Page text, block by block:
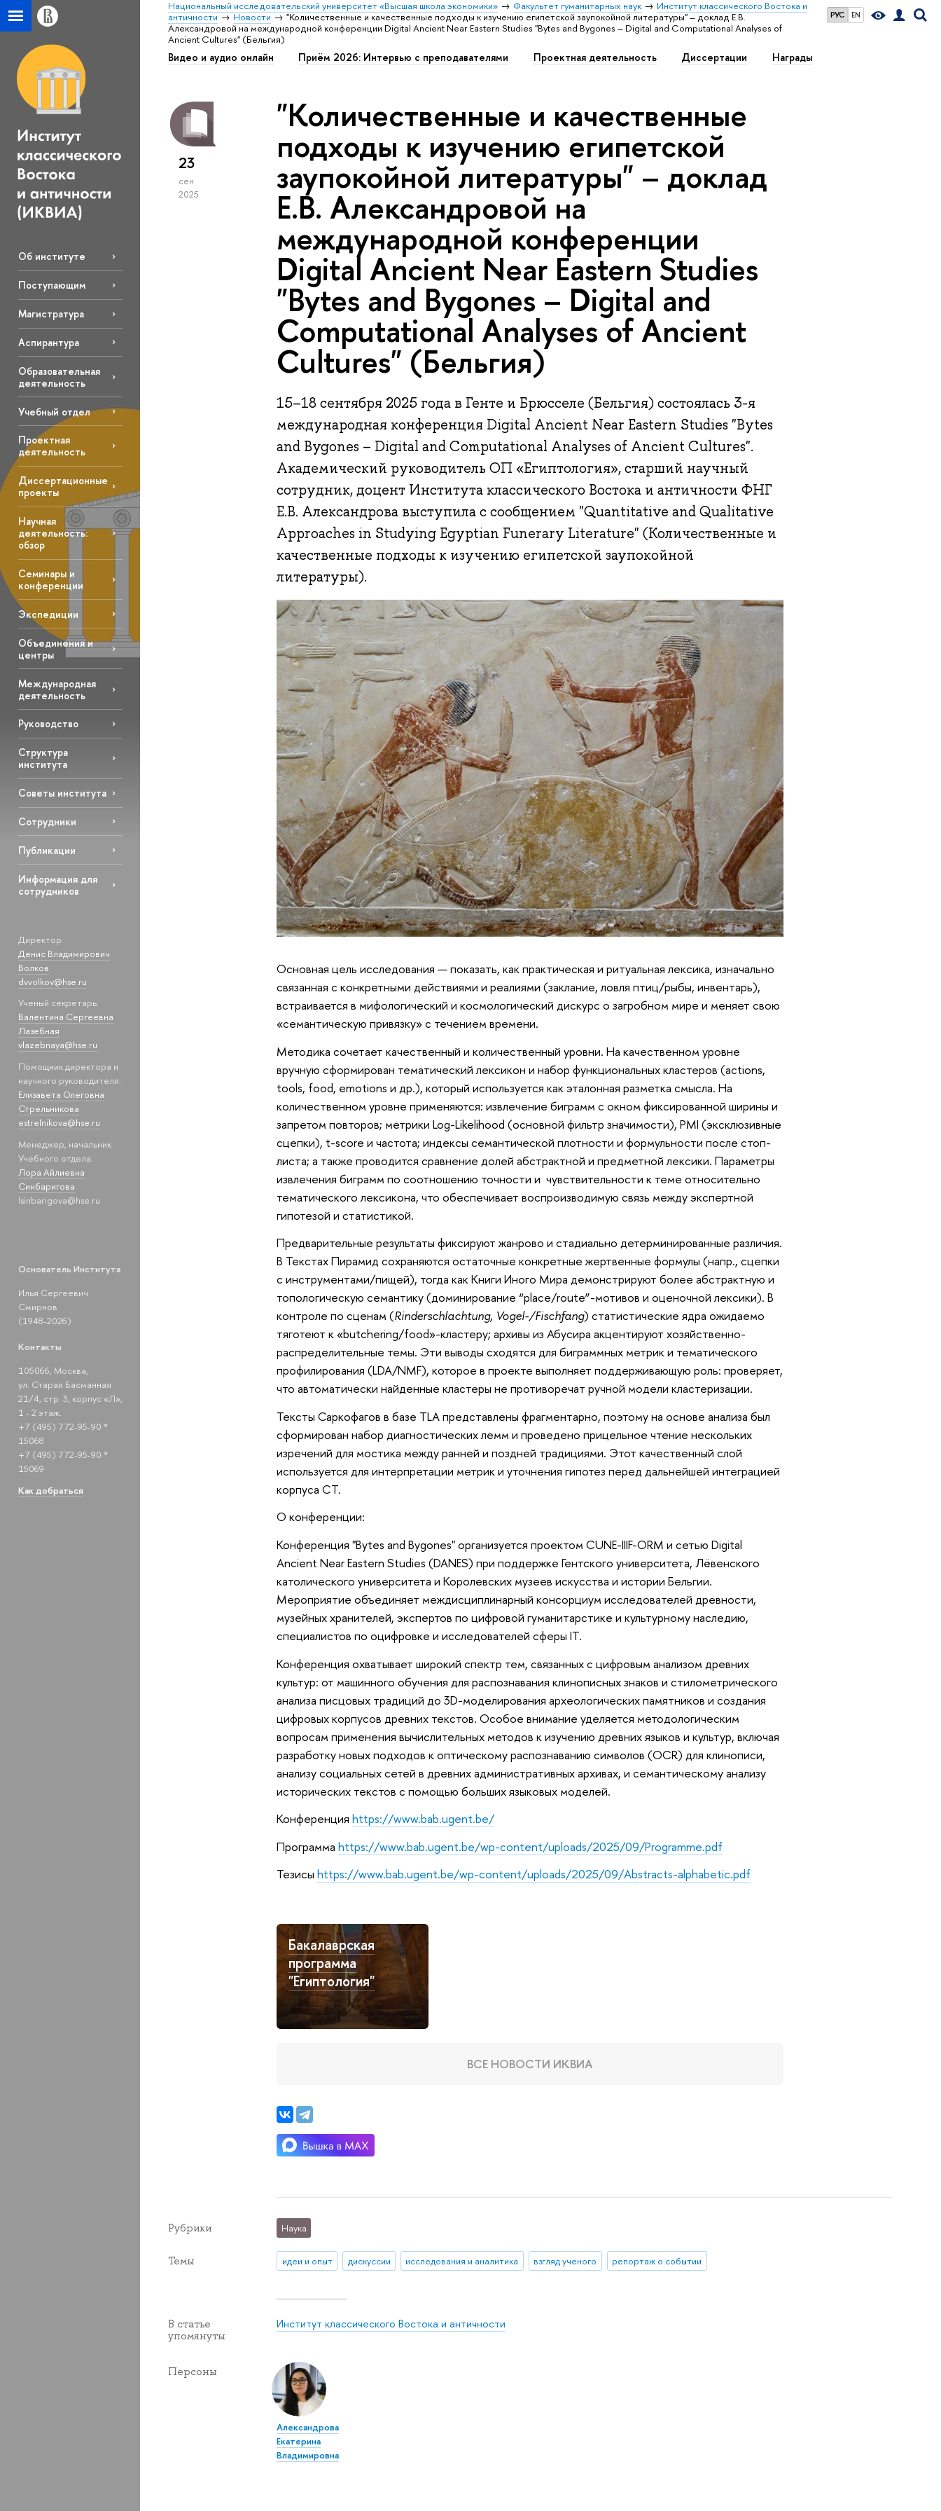
РУС EN
Национальный исследовательский университет «Высшая школа экономики» Факультет гуманитарных наук
Институт классического Востока и
античности
Новости
"Количественные и качественные подходы к изучению египетской заупокойной литературы" – доклад Е.В.
Александровой на международной конференции Digital Ancient Near Eastern Studies "Bytes and Bygones – Digital and Computational Analyses of
Ancient Cultures" (Бельгия)
Об институте
Поступающим
Магистратура
Аспирантура
Образовательная
деятельность
Учебный отдел
Проектная
деятельность
Диссертационные
проекты
Научная
деятельность:
обзор
Семинары и
конференции
Экспедиции
Объединения и
центры
Международная
деятельность
Руководство
Структура
института
Советы института
Сотрудники
Публикации
Информация для
сотрудников
Директор:
Денис Владимирович
Волков
dvvolkov@hse.ru
Ученый секретарь:
Валентина Сергеевна
Лазебная
vlazebnaya@hse.ru
Помощник директора и
научного руководителя:
Елизавета Олеговна
Стрельникова
estrelnikova@hse.ru
Менеджер, начальник
Учебного отдела:
Лора Айлиевна
Синбаригова
lsinbarigova@hse.ru
Основатель Института
Илья Сергеевич
Смирнов
(1948-2026)
Контакты
105066, Москва,
ул. Старая Басманная
21/4, стр. 3, корпус «Л»,
1 - 2 этаж.
+7 (495) 772-95-90 *
15068
+7 (495) 772-95-90 *
15069
Как добраться
Видео и аудио онлайн Приём 2026: Интервью с преподавателями Проектная деятельность Диссертации Награды
23
сен
2025
"Количественные и качественные
подходы к изучению египетской
заупокойной литературы" – доклад
Е.В. Александровой на
международной конференции
Digital Ancient Near Eastern Studies
"Bytes and Bygones – Digital and
Computational Analyses of Ancient
Cultures" (Бельгия)
15–18 сентября 2025 года в Генте и Брюсселе (Бельгия) состоялась 3-я
международная конференция Digital Ancient Near Eastern Studies "Bytes
and Bygones – Digital and Computational Analyses of Ancient Cultures".
Академический руководитель ОП «Египтология», старший научный
сотрудник, доцент Института классического Востока и античности ФНГ
Е.В. Александрова выступила с сообщением "Quantitative and Qualitative
Approaches in Studying Egyptian Funerary Literature" (Количественные и
качественные подходы к изучению египетской заупокойной
литературы).
Основная цель исследования — показать, как практическая и ритуальная лексика, изначально
связанная с конкретными действиями и реалиями (заклание, ловля птиц/рыбы, инвентарь),
встраивается в мифологический и космологический дискурс о загробном мире и меняет свою
«семантическую привязку» с течением времени.
Методика сочетает качественный и количественный уровни. На качественном уровне
вручную сформирован тематический лексикон и набор функциональных кластеров (actions,
tools, food, emotions и др.), который используется как эталонная разметка смысла. На
количественном уровне применяются: извлечение биграмм с окном фиксированной ширины и
запретом повторов; метрики Log-Likelihood (основной фильтр значимости), PMI (эксклюзивные
сцепки), t-score и частота; индексы семантической плотности и формульности после стоп-
листа; а также проводится сравнение долей абстрактной и предметной лексики. Параметры
извлечения биграмм по соотношению точности и чувствительности к теме относительно
тематического лексикона, что обеспечивает воспроизводимую связь между экспертной
гипотезой и статистикой.
Предварительные результаты фиксируют жанрово и стадиально детерминированные различия.
В Текстах Пирамид сохраняются остаточные конкретные жертвенные формулы (напр., сцепки
с инструментами/пищей), тогда как Книги Иного Мира демонстрируют более абстрактную и
топологическую семантику (доминирование “place/route”-мотивов и оценочной лексики). В
контроле по сценам (Rinderschlachtung, Vogel-/Fischfang) статистические ядра ожидаемо
тяготеют к «butchering/food»-кластеру; архивы из Абусира акцентируют хозяйственно-
распределительные темы. Эти выводы сходятся для биграммных метрик и тематического
профилирования (LDA/NMF), которое в проекте выполняет поддерживающую роль: проверяет,
что автоматически найденные кластеры не противоречат ручной модели кластеризации.
Тексты Саркофагов в базе TLA представлены фрагментарно, поэтому на основе анализа был
сформирован набор диагностических лемм и проведено прицельное чтение нескольких
изречений для мостика между ранней и поздней традициями. Этот качественный слой
используется для интерпретации метрик и уточнения гипотез перед дальнейшей интеграцией
корпуса CT.
О конференции:
Конференция "Bytes and Bygones" организуется проектом CUNE-IIIF-ORM и сетью Digital
Ancient Near Eastern Studies (DANES) при поддержке Гентского университета, Лёвенского
католического университета и Королевских музеев искусства и истории Бельгии.
Мероприятие объединяет междисциплинарный консорциум исследователей древности,
музейных хранителей, экспертов по цифровой гуманитарстике и культурному наследию,
специалистов по оцифровке и исследователей сферы IT.
Конференция охватывает широкий спектр тем, связанных с цифровым анализом древних
культур: от машинного обучения для распознавания клинописных знаков и стилометрического
анализа писцовых традиций до 3D-моделирования археологических памятников и создания
цифровых корпусов древних текстов. Особое внимание уделяется методологическим
вопросам применения вычислительных методов к изучению древних языков и культур, включая
разработку новых подходов к оптическому распознаванию символов (OCR) для клинописи,
анализу социальных сетей в древних административных архивах, и семантическому анализу
исторических текстов с помощью больших языковых моделей.
Конференцияhttps://www.bab.ugent.be/
Программаhttps://www.bab.ugent.be/wp-content/uploads/2025/09/Programme.pdf
Тезисыhttps://www.bab.ugent.be/wp-content/uploads/2025/09/Abstracts-alphabetic.pdf
Бакалаврская
программа
"Египтология"
ВСЕ НОВОСТИ ИКВИА
Рубрики Наука
Темы идеи и опыт дискуссии исследования и аналитика взгляд ученого репортаж о событии
В статье
упомянуты
Институт классического Востока и античности
Персоны
Александрова
Екатерина
Владимировна